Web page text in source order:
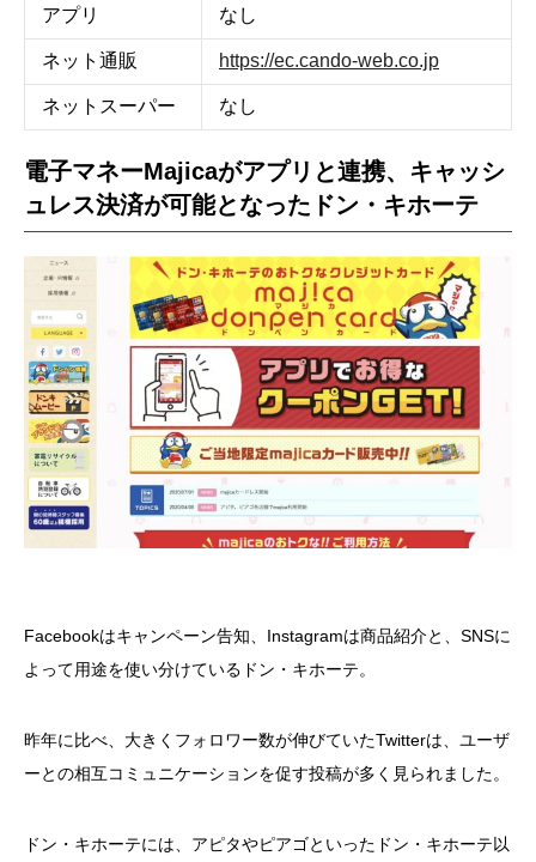
アプリ なし
ネット通販 https://ec.cando-web.co.jp
ネットスーパー なし
電子マネーMajicaがアプリと連携、キャッシ
ュレス決済が可能となったドン・キホーテ
Facebookはキャンペーン告知、Instagramは商品紹介と、SNSに
よって用途を使い分けているドン・キホーテ。
昨年に比べ、大きくフォロワー数が伸びていたTwitterは、ユーザ
ーとの相互コミュニケーションを促す投稿が多く見られました。
ドン・キホーテには、アピタやピアゴといったドン・キホーテ以